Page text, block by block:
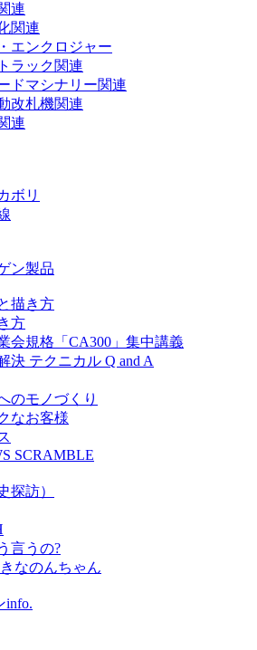
連
関連
エンクロジャー
ラック関連
ドマシナリー関連
改札機関連
連
ボリ
ン製品
描き方
方
会規格「CA300」集中講義
決 テクニカル Q and A
のモノづくり
なお客様
SCRAMBLE
探訪）
言うの?
なのんちゃん
info.